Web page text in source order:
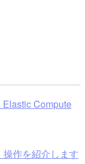
Compute
作を紹介します